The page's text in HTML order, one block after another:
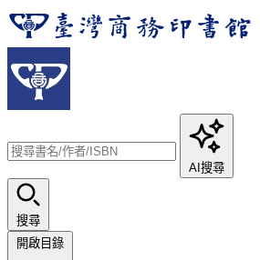
AI搜尋
搜尋
開啟目錄